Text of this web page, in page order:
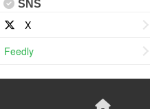
SNS
X
Feedly